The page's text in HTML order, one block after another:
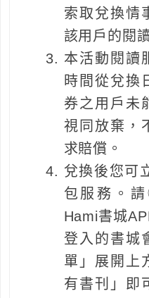
索取兌換情
該用戶的閱
本活動閱讀
時間從兌換
券之用戶未
視同放棄，
求賠償。
兌換後您可
包服務。
Hami書城
登入的書城
單」展開上
有書刊」即